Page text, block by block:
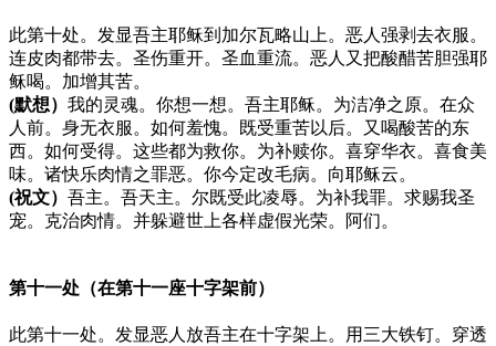
此第十处。发显吾主耶稣到加尔瓦略山上。恶人强剥去衣服。
连皮肉都带去。圣伤重开。圣血重流。恶人又把酸醋苦胆强耶
稣喝。加增其苦。
(默想） 我的灵魂。你想一想。吾主耶稣。为洁净之原。在众
人前。身无衣服。如何羞愧。既受重苦以后。又喝酸苦的东
西。如何受得。这些都为救你。为补赎你。喜穿华衣。喜食美
味。诸快乐肉情之罪恶。你今定改毛病。向耶稣云。
(祝文） 吾主。吾天主。尔既受此凌辱。为补我罪。求赐我圣
宠。克治肉情。并躲避世上各样虚假光荣。阿们。
第十一处（在第十一座十字架前）
此第十一处。发显恶人放吾主在十字架上。用三大铁钉。穿透